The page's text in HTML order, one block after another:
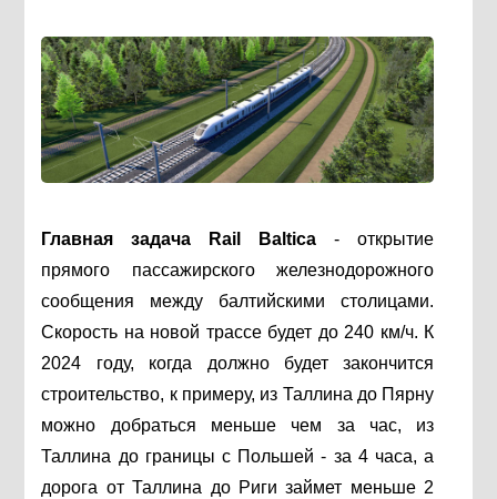
Главная задача Rail Baltica - открытие
прямого пассажирского железнодорожного
сообщения между балтийскими столицами.
Скорость на новой трассе будет до 240 км/ч. К
2024 году, когда должно будет закончится
строительство, к примеру, из Таллина до Пярну
можно добраться меньше чем за час, из
Таллина до границы с Польшей - за 4 часа, а
дорога от Таллина до Риги займет меньше 2